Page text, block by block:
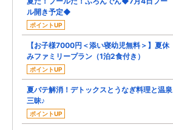
ル開き予定◆
ポイントUP
【お子様7000円＜添い寝幼児無料＞】夏休
みファミリープラン（1泊2食付き）
ポイントUP
夏バテ解消！デトックスとうなぎ料理と温泉
三昧♪
ポイントUP